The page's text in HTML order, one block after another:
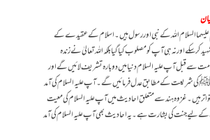
اللہ کے نبی اور رسول ہیں۔ اسلام کے عقیدے کے
کر سکے اور نہ ہی آپ کو مصلوب کیا گیا بلکہ اللہ تعالیٰ نے زندہ
قیامت سے قبل آپ علیہ السلام دنیا میں دوبارہ تشریف لائیں گے اور
ﷺ کی شریعت کے مطابق عدل فرمائیں گے۔ آپ علیہ السلام کی آمد
ہیں۔ غزوہ ہند سے متعلق احادیث میں آپ علیہ السلام کی معیت
لیے جنت کی بشارت ہے۔ یہ احادیث بھی آپ علیہ السلام کی آمد